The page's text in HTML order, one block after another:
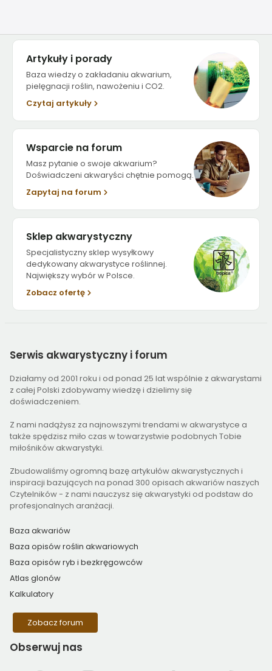
Artykuły i porady
Baza wiedzy o zakładaniu akwarium,
pielęgnacji roślin, nawożeniu i CO2.
Czytaj artykuły
Wsparcie na forum
Masz pytanie o swoje akwarium?
Doświadczeni akwaryści chętnie pomogą.
Zapytaj na forum
Sklep akwarystyczny
Specjalistyczny sklep wysyłkowy
dedykowany akwarystyce roślinnej.
Największy wybór w Polsce.
Zobacz ofertę
Serwis akwarystyczny i forum
Działamy od 2001 roku i od ponad 25 lat wspólnie z akwarystami
z całej Polski zdobywamy wiedzę i dzielimy się
doświadczeniem.
Z nami nadążysz za najnowszymi trendami w akwarystyce a
także spędzisz miło czas w towarzystwie podobnych Tobie
miłośników akwarystyki.
Zbudowaliśmy ogromną bazę artykułów akwarystycznych i
inspiracji bazujących na ponad 300 opisach akwariów naszych
Czytelników - z nami nauczysz się akwarystyki od podstaw do
profesjonalnych aranżacji.
Baza akwariów
Baza opisów roślin akwariowych
Baza opisów ryb i bezkręgowców
Atlas glonów
Kalkulatory
Zobacz forum
Obserwuj nas